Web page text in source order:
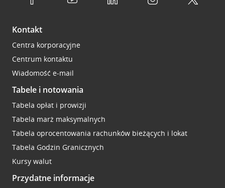
Kontakt
Centra korporacyjne
Centrum kontaktu
Wiadomość e-mail
Tabele i notowania
Tabela opłat i prowizji
Tabela marż maksymalnych
Tabela oprocentowania rachunków bieżących i lokat
Tabela Godzin Granicznych
Kursy walut
Przydatne informacje